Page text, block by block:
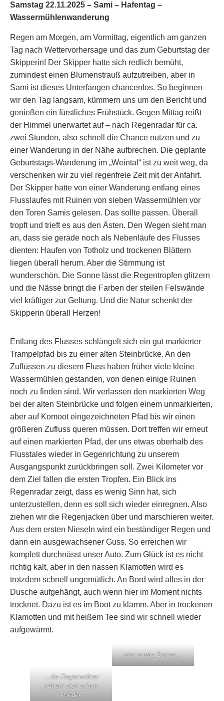
Samstag 22.11.2025 – Sami – Hafentag –
Wassermühlenwanderung
Regen am Morgen, am Vormittag, eigentlich am ganzen
Tag nach Wettervorhersage und das zum Geburtstag der
Skipperin! Der Skipper hatte sich redlich bemüht,
zumindest einen Blumenstrauß aufzutreiben, aber in
Sami ist dieses Unterfangen chancenlos. So beginnen
wir den Tag langsam, kümmern uns um den Bericht und
genießen ein fürstliches Frühstück. Gegen Mittag reißt
der Himmel unerwartet auf – nach Regenradar für ca.
zwei Stunden, also schnell die Chance nutzen und zu
einer Wanderung in der Nähe aufbrechen. Die geplante
Geburtstags-Wanderung im „Weintal“ ist zu weit weg, da
verschenken wir zu viel regenfreie Zeit mit der Anfahrt.
Der Skipper hatte von einer Wanderung entlang eines
Flusslaufes mit Ruinen von sieben Wassermühlen vor
den Toren Samis gelesen. Das sollte passen. Überall
tropft und trieft es aus den Ästen. Den Wegen sieht man
an, dass sie gerade noch als Nebenläufe des Flusses
dienten: Haufen von Totholz und trockenen Blättern
liegen überall herum. Aber die Stimmung ist
wunderschön. Die Sonne lässt die Regentropfen glitzern
und die Nässe bringt die Farben der steilen Felswände
viel kräftiger zur Geltung. Und die Natur schenkt der
Skipperin überall Herzen!
Entlang des Flusses schlängelt sich ein gut markierter
Trampelpfad bis zu einer alten Steinbrücke. An den
Zuflüssen zu diesem Fluss haben früher viele kleine
Wassermühlen gestanden, von denen einige Ruinen
noch zu finden sind. Wir verlassen den markierten Weg
bei der alten Steinbrücke und folgen einem unmarkierten,
aber auf Komoot eingezeichneten Pfad bis wir einen
größeren Zufluss queren müssen. Dort treffen wir erneut
auf einen markierten Pfad, der uns etwas oberhalb des
Flusstales wieder in Gegenrichtung zu unserem
Ausgangspunkt zurückbringen soll. Zwei Kilometer vor
dem Ziel fallen die ersten Tropfen. Ein Blick ins
Regenradar zeigt, dass es wenig Sinn hat, sich
unterzustellen, denn es soll sich wieder einregnen. Also
ziehen wir die Regenjacken über und marschieren weiter.
Aus dem ersten Nieseln wird ein beständiger Regen und
dann ein ausgewachsener Guss. So erreichen wir
komplett durchnässt unser Auto. Zum Glück ist es nicht
richtig kalt, aber in den nassen Klamotten wird es
trotzdem schnell ungemütlich. An Bord wird alles in der
Dusche aufgehängt, auch wenn hier im Moment nichts
trocknet. Dazu ist es im Boot zu klamm. Aber in trockenen
Klamotten und mit heißem Tee sind wir schnell wieder
aufgewärmt.
erst etwas Sonne…
…die Regenwolken
nähern sich schon
wieder